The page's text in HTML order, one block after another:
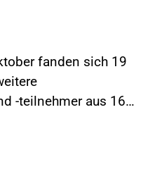
fanden sich 19
-teilnehmer aus 16…